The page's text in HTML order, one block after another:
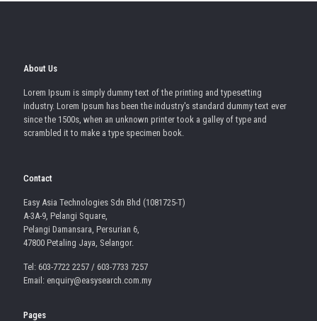
About Us
Lorem Ipsum is simply dummy text of the printing and typesetting
industry. Lorem Ipsum has been the industry's standard dummy text ever
since the 1500s, when an unknown printer took a galley of type and
scrambled it to make a type specimen book.
Contact
Easy Asia Technologies Sdn Bhd (1081725-T)
A-3A-9, Pelangi Square,
Pelangi Damansara, Persurian 6,
47800 Petaling Jaya, Selangor.
Tel: 603-7722 2257 / 603-7733 7257
Email: enquiry@easysearch.com.my
Pages